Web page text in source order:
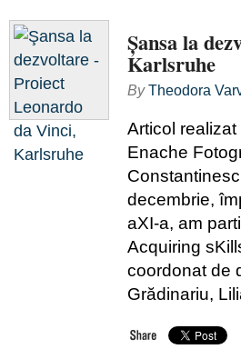
Şansa la
Karlsruhe
ByTheodora
Articol
Enache
decembrie,
aXI-a, am
Acquiring
coordonat de
Grădinariu,